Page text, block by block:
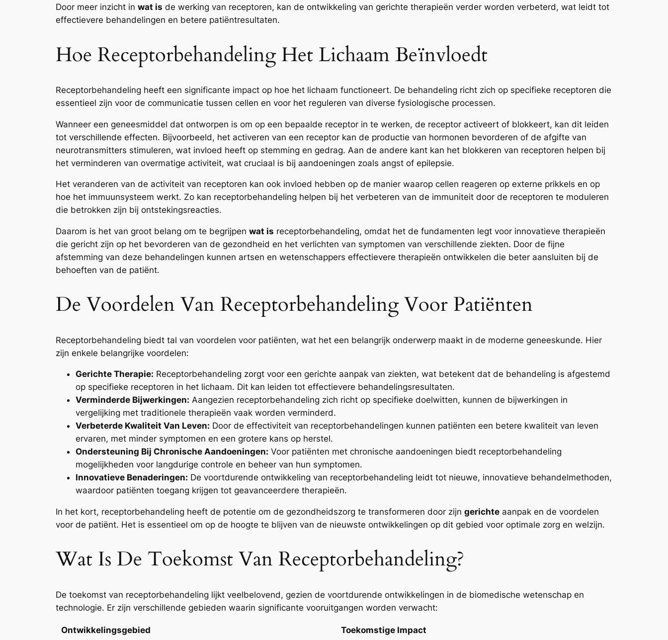
Door meer inzicht in wat is de werking van receptoren, kan de ontwikkeling van gerichte therapieën verder worden verbeterd, wat leidt tot
effectievere behandelingen en betere patiëntresultaten.
Hoe Receptorbehandeling Het Lichaam Beïnvloedt
Receptorbehandeling heeft een significante impact op hoe het lichaam functioneert. De behandeling richt zich op specifieke receptoren die
essentieel zijn voor de communicatie tussen cellen en voor het reguleren van diverse fysiologische processen.
Wanneer een geneesmiddel dat ontworpen is om op een bepaalde receptor in te werken, de receptor activeert of blokkeert, kan dit leiden
tot verschillende effecten. Bijvoorbeeld, het activeren van een receptor kan de productie van hormonen bevorderen of de afgifte van
neurotransmitters stimuleren, wat invloed heeft op stemming en gedrag. Aan de andere kant kan het blokkeren van receptoren helpen bij
het verminderen van overmatige activiteit, wat cruciaal is bij aandoeningen zoals angst of epilepsie.
Het veranderen van de activiteit van receptoren kan ook invloed hebben op de manier waarop cellen reageren op externe prikkels en op
hoe het immuunsysteem werkt. Zo kan receptorbehandeling helpen bij het verbeteren van de immuniteit door de receptoren te moduleren
die betrokken zijn bij ontstekingsreacties.
Daarom is het van groot belang om te begrijpen wat is receptorbehandeling, omdat het de fundamenten legt voor innovatieve therapieën
die gericht zijn op het bevorderen van de gezondheid en het verlichten van symptomen van verschillende ziekten. Door de fijne
afstemming van deze behandelingen kunnen artsen en wetenschappers effectievere therapieën ontwikkelen die beter aansluiten bij de
behoeften van de patiënt.
De Voordelen Van Receptorbehandeling Voor Patiënten
Receptorbehandeling biedt tal van voordelen voor patiënten, wat het een belangrijk onderwerp maakt in de moderne geneeskunde. Hier
zijn enkele belangrijke voordelen:
Gerichte Therapie: Receptorbehandeling zorgt voor een gerichte aanpak van ziekten, wat betekent dat de behandeling is afgestemd
op specifieke receptoren in het lichaam. Dit kan leiden tot effectievere behandelingsresultaten.
Verminderde Bijwerkingen: Aangezien receptorbehandeling zich richt op specifieke doelwitten, kunnen de bijwerkingen in
vergelijking met traditionele therapieën vaak worden verminderd.
Verbeterde Kwaliteit Van Leven: Door de effectiviteit van receptorbehandelingen kunnen patiënten een betere kwaliteit van leven
ervaren, met minder symptomen en een grotere kans op herstel.
Ondersteuning Bij Chronische Aandoeningen: Voor patiënten met chronische aandoeningen biedt receptorbehandeling
mogelijkheden voor langdurige controle en beheer van hun symptomen.
Innovatieve Benaderingen: De voortdurende ontwikkeling van receptorbehandeling leidt tot nieuwe, innovatieve behandelmethoden,
waardoor patiënten toegang krijgen tot geavanceerdere therapieën.
In het kort, receptorbehandeling heeft de potentie om de gezondheidszorg te transformeren door zijn gerichte aanpak en de voordelen
voor de patiënt. Het is essentieel om op de hoogte te blijven van de nieuwste ontwikkelingen op dit gebied voor optimale zorg en welzijn.
Wat Is De Toekomst Van Receptorbehandeling?
De toekomst van receptorbehandeling lijkt veelbelovend, gezien de voortdurende ontwikkelingen in de biomedische wetenschap en
technologie. Er zijn verschillende gebieden waarin significante vooruitgangen worden verwacht:
Ontwikkelingsgebied Toekomstige Impact